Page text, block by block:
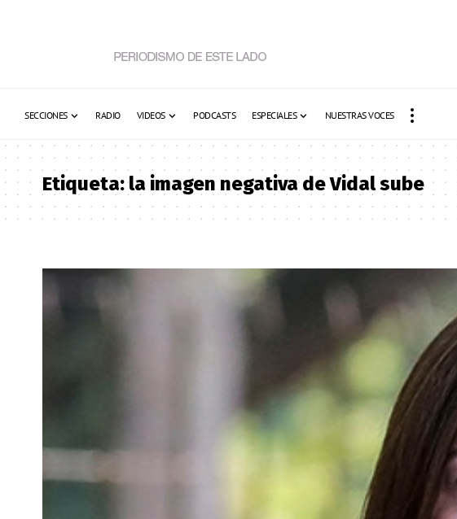
SECCIONES RADIO VIDEOS PODCASTS ESPECIALES NUESTRAS VOCES
Etiqueta:la imagen negativa de Vidal sube